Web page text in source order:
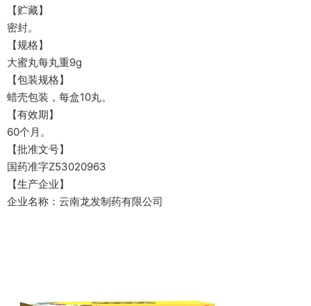
【贮藏】
密封。
【规格】
大蜜丸每丸重9g
【包装规格】
蜡壳包装，每盒10丸。
【有效期】
60个月。
【批准文号】
国药准字Z53020963
【生产企业】
企业名称：云南龙发制药有限公司